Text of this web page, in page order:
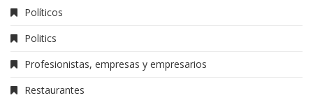
Políticos
Politics
Profesionistas, empresas y empresarios
Restaurantes